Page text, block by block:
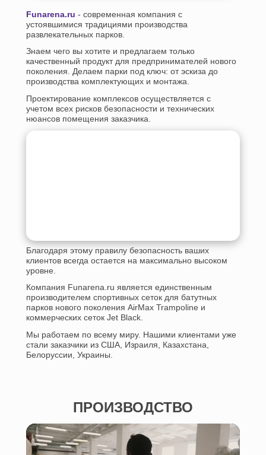
Funarena.ru - современная компания с
устоявшимися традициями производства
развлекательных парков.
Знаем чего вы хотите и предлагаем только
качественный продукт для предпринимателей нового
поколения. Делаем парки под ключ: от эскиза до
производства комплектующих и монтажа.
Проектирование комплексов осуществляется с
учетом всех рисков безопасности и технических
нюансов помещения заказчика.
Благодаря этому правилу безопасность ваших
клиентов всегда остается на максимально высоком
уровне.
Компания Funarena.ru является единственным
производителем спортивных сеток для батутных
парков нового поколения AirMax Trampoline и
коммерческих сеток Jet Black.
Мы работаем по всему миру. Нашими клиентами уже
стали заказчики из США, Израиля, Казахстана,
Белоруссии, Украины.
ПРОИЗВОДСТВО